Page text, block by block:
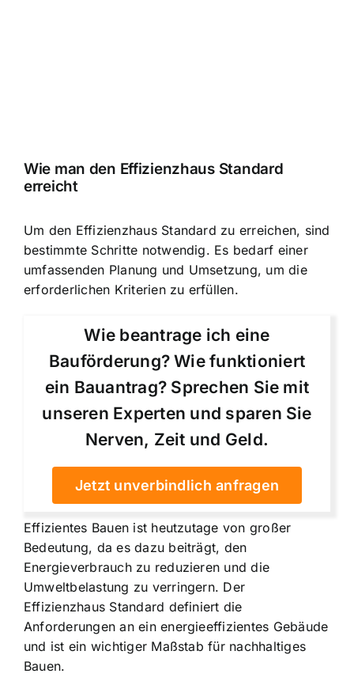
Wie man den Effizienzhaus Standard
erreicht
Um den Effizienzhaus Standard zu erreichen, sind
bestimmte Schritte notwendig. Es bedarf einer
umfassenden Planung und Umsetzung, um die
erforderlichen Kriterien zu erfüllen.
Wie beantrage ich eine
Bauförderung? Wie funktioniert
ein Bauantrag? Sprechen Sie mit
unseren Experten und sparen Sie
Nerven, Zeit und Geld.
Jetzt unverbindlich anfragen
Effizientes Bauen ist heutzutage von großer
Bedeutung, da es dazu beiträgt, den
Energieverbrauch zu reduzieren und die
Umweltbelastung zu verringern. Der
Effizienzhaus Standard definiert die
Anforderungen an ein energieeffizientes Gebäude
und ist ein wichtiger Maßstab für nachhaltiges
Bauen.